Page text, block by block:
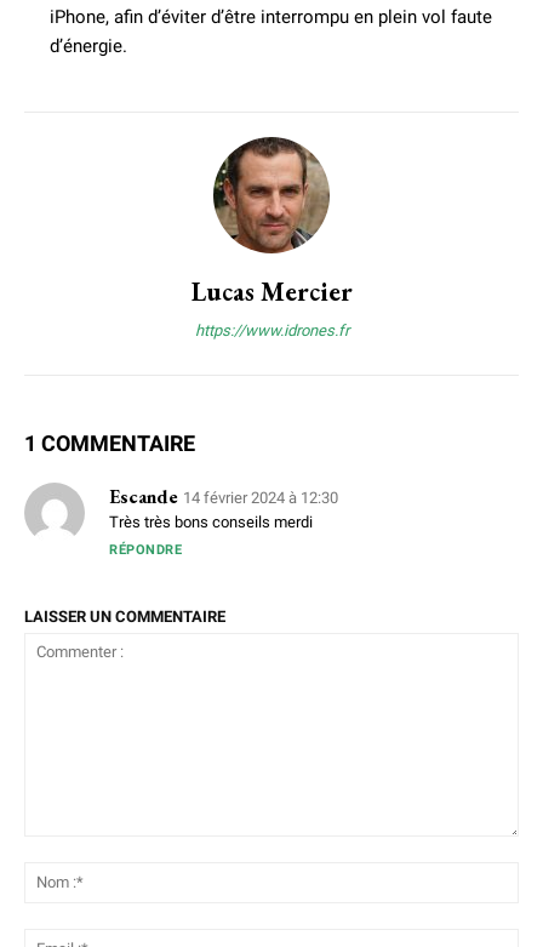
iPhone, afin d’éviter d’être interrompu en plein vol faute
d’énergie.
Lucas Mercier
https://www.idrones.fr
1 COMMENTAIRE
Escande 14 février 2024 à 12:30
Très très bons conseils merdi
RÉPONDRE
LAISSER UN COMMENTAIRE